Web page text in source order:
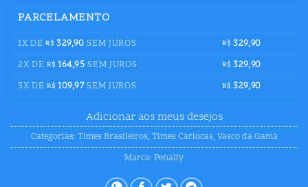
PARCELAMENTO
1X DE R$ 329,90 SEM JUROS R$ 329,90
2X DE R$ 164,95 SEM JUROS R$ 329,90
3X DE R$ 109,97SEM JUROS R$ 329,90
Adicionar aos meus desejos
Categorias: Times Brasileiros, Times Cariocas, Vasco da Gama
Marca: Penalty